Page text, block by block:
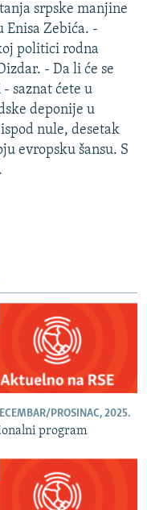
srpske manjine
Zebića. -
politici rodna
- Da li će se
saznat ćete u
deponije u
nule, desetak
evropsku šansu. S
PROSINAC, 2025.
program